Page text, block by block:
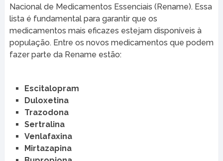
Nacional de Medicamentos Essenciais (Rename). Essa
lista é fundamental para garantir que os
medicamentos mais eficazes estejam disponíveis à
população. Entre os novos medicamentos que podem
fazer parte da Rename estão:
Escitalopram
Duloxetina
Trazodona
Sertralina
Venlafaxina
Mirtazapina